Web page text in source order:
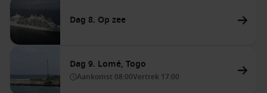
Dag 8. Op zee
Dag 9. Lomé, Togo
Aankomst 08:00Vertrek 17:00